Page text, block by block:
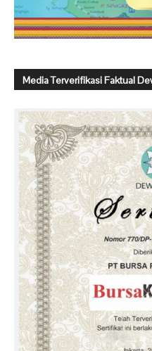
Media Terverifikasi Faktual